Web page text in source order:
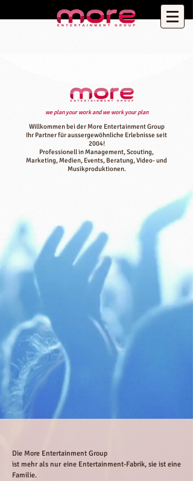
we plan your work and we work your plan​​
Willkommen bei der More Entertainment Group
Ihr Partner für aussergewöhnliche Erlebnisse seit
2004!
Professionell in Management, Scouting,
Marketing, Medien, Events, Beratung, Video- und
Musikproduktionen.
Die More Entertainment Group
ist mehr als nur eine Entertainment-Fabrik, sie ist eine
Familie.